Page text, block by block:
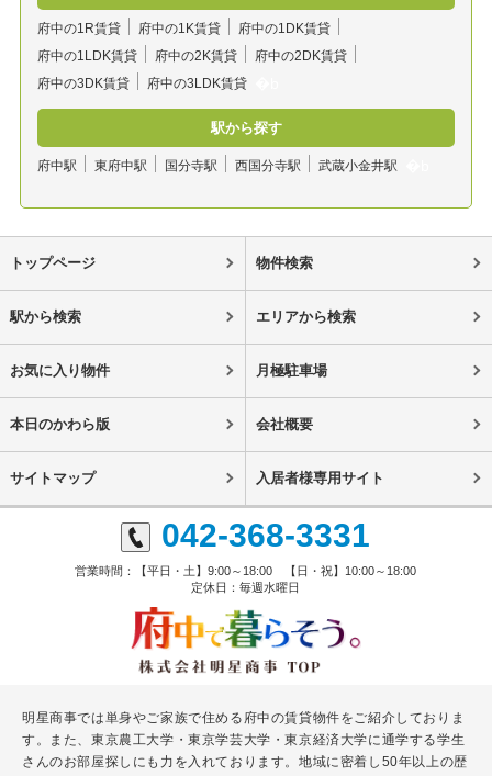
府中の1R賃貸 府中の1K賃貸
府中の1DK賃貸
府中の1LDK賃貸
府中の2K賃貸
府中の2DK賃貸
府中の3DK賃貸
府中の3LDK賃貸
駅から探す
府中駅 東府中駅 国分寺駅 西国分寺駅 武蔵小金井駅
トップページ 物件検索
駅から検索 エリアから検索
お気に入り物件 月極駐車場
本日のかわら版 会社概要
サイトマップ 入居者様専用サイト
042-368-3331
営業時間：【平日・土】9:00～18:00 【日・祝】10:00～18:00
定休日：毎週水曜日
明星商事では単身やご家族で住める府中の賃貸物件をご紹介しておりま
す。また、東京農工大学・東京学芸大学・東京経済大学に通学する学生
さんのお部屋探しにも力を入れております。地域に密着し50年以上の歴